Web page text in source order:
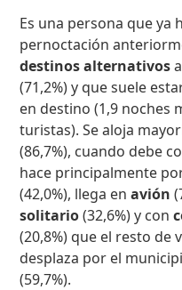
Es una persona que ya
pernoctación
destinos alternativos
(71,2%) y que suele
en destino (1,9 noches
turistas). Se aloja
(86,7%), cuando debe
hace principalmente
(42,0%), llega enavión
solitario(32,6%) y con
(20,8%) que el resto de
desplaza por el
(59,7%).